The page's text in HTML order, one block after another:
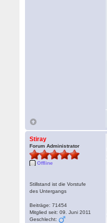
Stiray
Forum Administrator
Offline
Stillstand ist die Vorstufe
des Untergangs
Beiträge: 71454
Mitglied seit: 09. Juni 2011
Geschlecht: